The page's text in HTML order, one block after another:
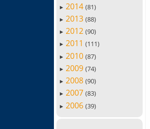
► 2014 (81)
► 2013 (88)
► 2012 (90)
► 2011 (111)
► 2010 (87)
► 2009 (74)
► 2008 (90)
► 2007 (83)
► 2006 (39)